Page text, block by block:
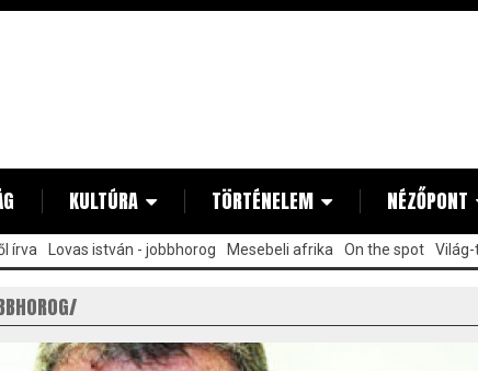
KULTÚRA TÖRTÉNELEM NÉZŐPONT
írva Lovas istván - jobbhorog Mesebeli afrika On the spot